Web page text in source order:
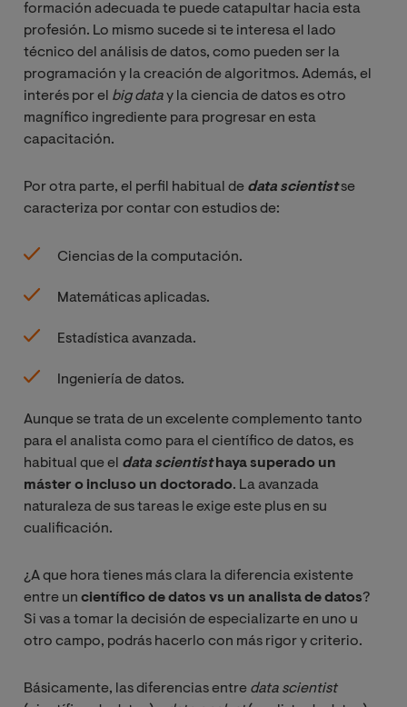
formación adecuada te puede catapultar hacia esta
profesión. Lo mismo sucede si te interesa el lado
técnico del análisis de datos, como pueden ser la
programación y la creación de algoritmos. Además, el
interés por el big data y la ciencia de datos es otro
magnífico ingrediente para progresar en esta
capacitación.
Por otra parte, el perfil habitual de data scientistse
caracteriza por contar con estudios de:
Ciencias de la computación.
Matemáticas aplicadas.
Estadística avanzada.
Ingeniería de datos.
Aunque se trata de un excelente complemento tanto
para el analista como para el científico de datos, es
habitual que el data scientist haya superado un
máster o incluso un doctorado. La avanzada
naturaleza de sus tareas le exige este plus en su
cualificación.
¿A que hora tienes más clara la diferencia existente
entre un científico de datos vs un analista de datos?
Si vas a tomar la decisión de especializarte en uno u
otro campo, podrás hacerlo con más rigor y criterio.
Básicamente, las diferencias entre data scientist